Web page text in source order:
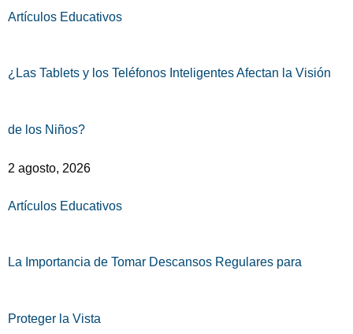
Artículos Educativos
¿Las Tablets y los Teléfonos Inteligentes Afectan la Visión
de los Niños?
2 agosto, 2026
Artículos Educativos
La Importancia de Tomar Descansos Regulares para
Proteger la Vista